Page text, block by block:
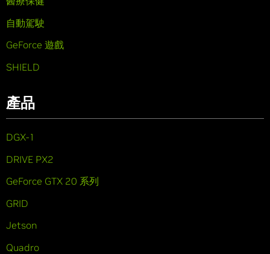
自動駕駛
GeForce 遊戲
SHIELD
產品
DGX-1
DRIVE PX2
GeForce GTX 20 系列
GRID
Jetson
Quadro